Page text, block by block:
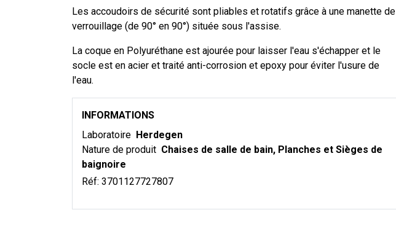
Les accoudoirs de sécurité sont pliables et rotatifs grâce à une manette de
verrouillage (de 90° en 90°) située sous l'assise.
La coque en Polyuréthane est ajourée pour laisser l'eau s'échapper et le
socle est en acier et traité anti-corrosion et epoxy pour éviter l'usure de
l'eau.
INFORMATIONS
Laboratoire Herdegen
Nature de produit Chaises de salle de bain, Planches et Sièges de
baignoire
Réf: 3701127727807